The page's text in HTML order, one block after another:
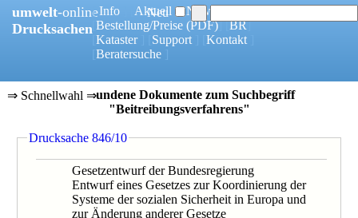
umwelt-online
Drucksachen
[Info Aktuell ] [News
[ Bestellung/Preise (PDF)] [BR]
Kataster] [ Support] [ Kontakt]
Beratersuche]
Neu
18 gefundene Dokumente zum Suchbegriff
"Beitreibungsverfahrens"
⇒ Schnellwahl ⇒
0015/15
Drucksache 846/10
Gesetzentwurf der Bundesregierung
Entwurf eines Gesetzes zur Koordinierung der
Systeme der sozialen Sicherheit in Europa und
zur Änderung anderer Gesetze